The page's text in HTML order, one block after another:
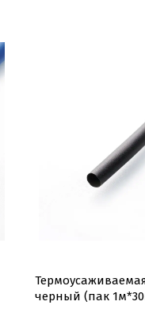
черный (пак